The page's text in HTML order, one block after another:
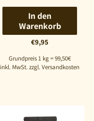
In den
Warenkorb
€9,95
Grundpreis 1 kg = 99,50€
inkl. MwSt. zzgl. Versandkosten